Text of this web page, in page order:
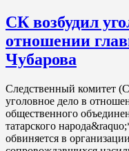
СК возбудил
отношении
Чубарова
Следственный комитет
уголовное дело в
общественного
татарского
обвиняется в